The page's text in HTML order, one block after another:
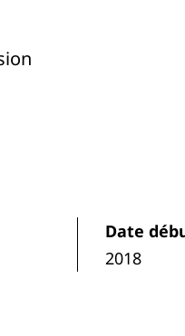
Date
2018